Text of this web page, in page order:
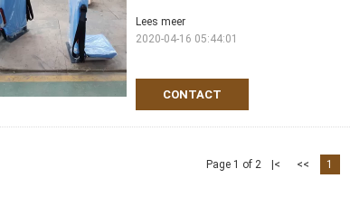
CONTACT
Lees meer
2020-04-16 05:44:01
Page 1 of 2 |< << 1